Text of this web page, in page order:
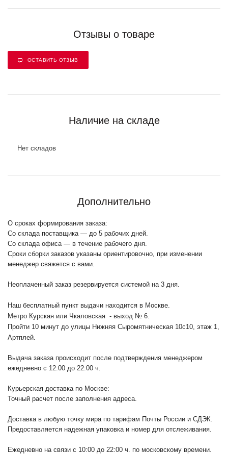
Отзывы о товаре
ОСТАВИТЬ ОТЗЫВ
Наличие на складе
Нет складов
Дополнительно
О сроках формирования заказа:
Со склада поставщика — до 5 рабочих дней.
Со склада офиса — в течение рабочего дня.
Сроки сборки заказов указаны ориентировочно, при изменении
менеджер свяжется с вами.
Неоплаченный заказ резервируется системой на 3 дня.
Наш бесплатный пункт выдачи находится в Москве.
Метро Курская или Чкаловская - выход № 6.
Пройти 10 минут до улицы Нижняя Сыромятническая 10с10, этаж 1,
Артплей.
Выдача заказа происходит после подтверждения менеджером
ежедневно с 12:00 до 22:00 ч.
Курьерская доставка по Москве:
Точный расчет после заполнения адреса.
Доставка в любую точку мира по тарифам Почты России и СДЭК.
Предоставляется надежная упаковка и номер для отслеживания.
Ежедневно на связи с 10:00 до 22:00 ч. по московскому времени.